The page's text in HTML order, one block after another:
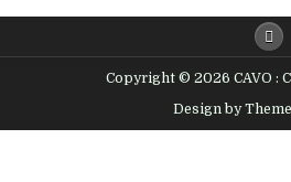
Copyright © 2026 CAVO :
Design by